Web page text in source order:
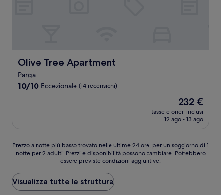
Olive Tree Apartment
Olive Tree Apartment
Parga
10.0
10/10 Eccezionale (14 recensioni)
Il
prezzo
attuale
232 €
tasse e oneri inclusi
12 ago - 13 ago
Prezzo
più
basso
trovato
Prezzo a notte più basso trovato nelle ultime 24 ore, per un soggiorno di 1
notte per 2 adulti. Prezzi e disponibilità possono cambiare. Potrebbero
essere previste condizioni aggiuntive.
Visualizza tutte le strutture